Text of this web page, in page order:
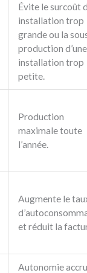
Évite le surcoût
installation trop
grande ou la
production d’une
installation trop
petite.
Production
maximale toute
l’année.
Augmente le
et réduit la
Autonomie